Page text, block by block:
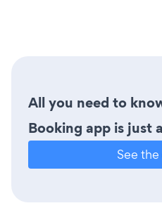
All you need to
Booking app is just
See